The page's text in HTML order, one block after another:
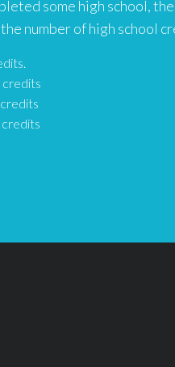
some high school,
number of high school
credits